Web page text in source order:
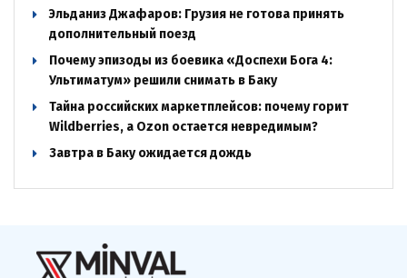
Эльданиз Джафаров: Грузия не готова принять
дополнительный поезд
Почему эпизоды из боевика «Доспехи Бога 4:
Ультиматум» решили снимать в Баку
Тайна российских маркетплейсов: почему горит
Wildberries, а Ozon остается невредимым?
Завтра в Баку ожидается дождь